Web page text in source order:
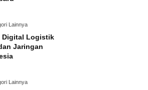
Lainnya
Digital Logistik
Jaringan
Lainnya